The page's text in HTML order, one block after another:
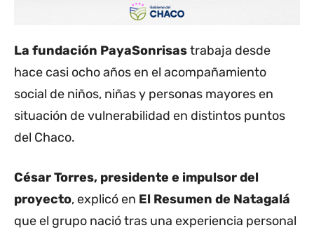
La fundación PayaSonrisastrabaja desde
hace casi ocho años en el acompañamiento
social de niños, niñas y personas mayores en
situación de vulnerabilidad en distintos puntos
del Chaco.
César Torres, presidente e impulsor del
proyecto, explicó en El Resumen de Natagalá
que el grupo nació tras una experiencia personal